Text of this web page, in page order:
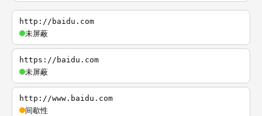
http://baidu.com
未屏蔽
https://baidu.com
未屏蔽
http://www.baidu.com
间歇性